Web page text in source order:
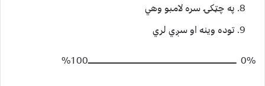
په چټکۍ سره لامبو وهي
توده وينه او سږي لري
0% ـــــــــــــــــــــــــــــــــــــــــــــــــــــــــــــــــــــــــــــــــــــــــــــــــــــــــــــــــــــــــــــ100%